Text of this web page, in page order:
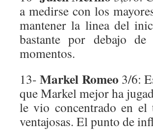
a medirse con los
mantener la linea del
bastante por debajo
momentos.
13-Markel Romeo 3/6:
que Markel mejor ha
le vio concentrado en el
ventajosas. El punto de